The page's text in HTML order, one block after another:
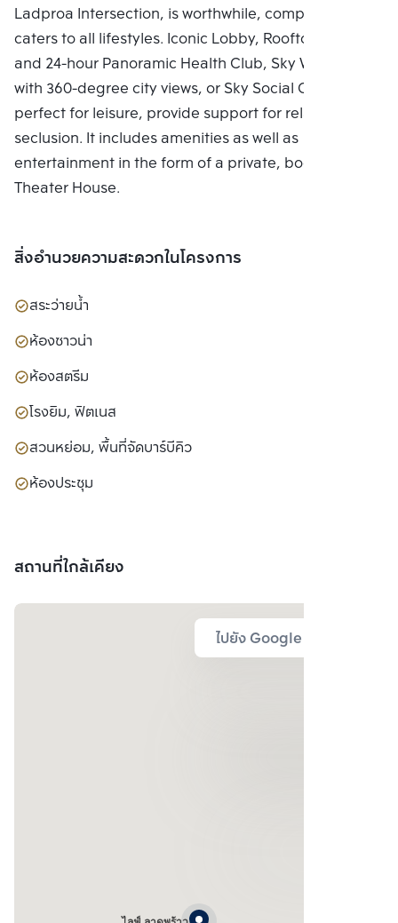
Ladproa Intersection, is worthwhile, complete, and
caters to all lifestyles. Iconic Lobby, Rooftop Facilities
and 24-hour Panoramic Health Club, Sky Work Space
with 360-degree city views, or Sky Social Club,
perfect for leisure, provide support for relaxing in
seclusion. It includes amenities as well as
entertainment in the form of a private, bookable
Theater House.
สิ่งอำนวยความสะดวกในโครงการ
สระว่ายน้ำ
ห้องซาวน่า
ห้องสตรีม
โรงยิม, ฟิตเนส
สวนหย่อม, พื้นที่จัดบาร์บีคิว
ห้องประชุม
สถานที่ใกล้เคียง
ไปยัง Google Map